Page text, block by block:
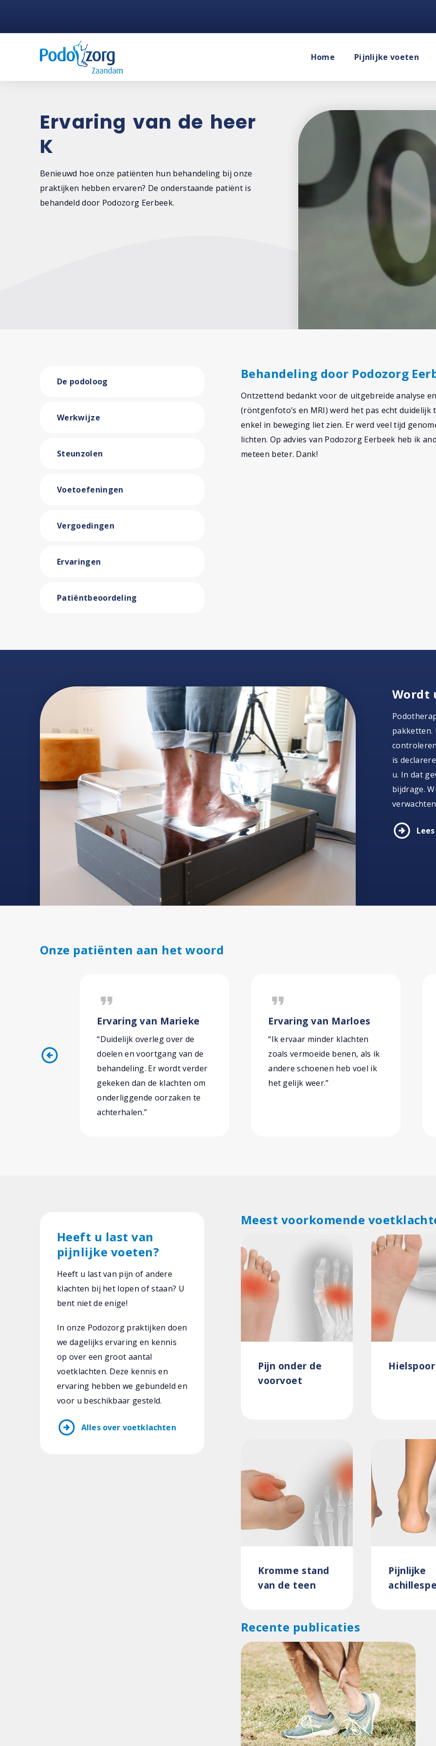
Home Pijnlijke voeten
Ervaring van de heer
K
Benieuwd hoe onze patiënten hun behandeling bij onze
praktijken hebben ervaren? De onderstaande patiënt is
behandeld door Podozorg Eerbeek.
De podoloog
Werkwijze
Steunzolen
Voetoefeningen
Vergoedingen
Ervaringen
Patiëntbeoordeling
Behandeling door Podozorg
Ontzettend bedankt voor de uitgebreide analyse
(röntgenfoto’s en MRI) werd het pas echt
enkel in beweging liet zien. Er werd veel tijd
lichten. Op advies van Podozorg Eerbeek heb ik
meteen beter. Dank!
Wordt
pakketten.
is
u. In dat
bijdrage.
arrow_circle_right
Onze patiënten aan het woord
arrow_circle_left
format_quote
Ervaring van Marieke
“Duidelijk overleg over de
doelen en voortgang van de
behandeling. Er wordt verder
gekeken dan de klachten om
onderliggende oorzaken te
achterhalen.”
format_quote
Ervaring van Marloes
“Ik ervaar minder klachten
zoals vermoeide benen, als ik
andere schoenen heb voel ik
het gelijk weer.”
Heeft u last van
pijnlijke voeten?
Heeft u last van pijn of andere
klachten bij het lopen of staan? U
bent niet de enige!
In onze Podozorg praktijken doen
we dagelijks ervaring en kennis
op over een groot aantal
voetklachten. Deze kennis en
ervaring hebben we gebundeld en
voor u beschikbaar gesteld.
arrow_circle_right Alles over voetklachten
Meest voorkomende
Pijn onder de
voorvoet
Hielspoor
Kromme stand
van de teen
Pijnlijke
Recente publicaties